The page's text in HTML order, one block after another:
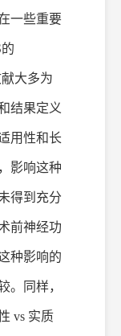
一些重要
的
大多为
结果定义
用性和长
影响这种
得到充分
前神经功
种影响的
。同样，
vs 实质